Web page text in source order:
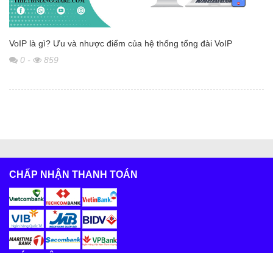
VoIP là gì? Ưu và nhược điểm của hệ thống tổng đài VoIP
0 - 859
CHẤP NHẬN THANH TOÁN